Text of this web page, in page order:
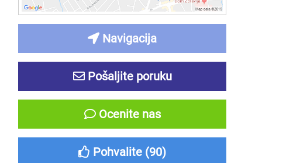
Navigacija
Pošaljite poruku
Ocenite nas
Pohvalite (90)